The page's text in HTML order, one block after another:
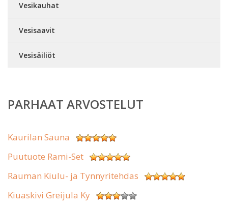
Vesikauhat
Vesisaavit
Vesisäiliöt
PARHAAT ARVOSTELUT
Kaurilan Sauna
Puutuote Rami-Set
Rauman Kiulu- ja Tynnyritehdas
Kiuaskivi Greijula Ky